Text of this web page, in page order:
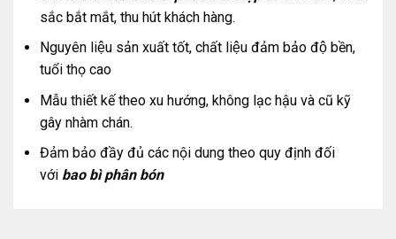
sắc bắt mắt, thu hút khách hàng.
Nguyên liệu sản xuất tốt, chất liệu đảm bảo độ bền,
tuổi thọ cao
Mẫu thiết kế theo xu hướng, không lạc hậu và cũ kỹ
gây nhàm chán.
Đảm bảo đầy đủ các nội dung theo quy định đối
với bao bì phân bón